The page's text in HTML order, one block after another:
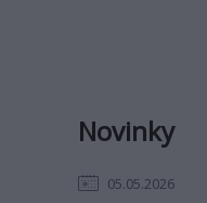
Novinky
05.05.2026